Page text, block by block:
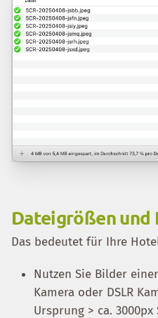
Dateigrößen und
Das bedeutet für Ihre
Nutzen Sie Bilder
Kamera oder DSLR
Ursprung > ca. 3000px